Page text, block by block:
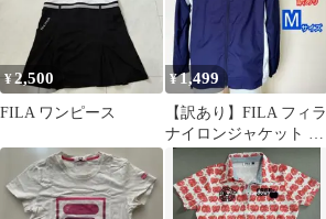
¥2,500
FILA ワンピース
¥1,499
【訳あり】FILA フィラ
ナイロンジャケット ウ
インドブレーカー 紺 白